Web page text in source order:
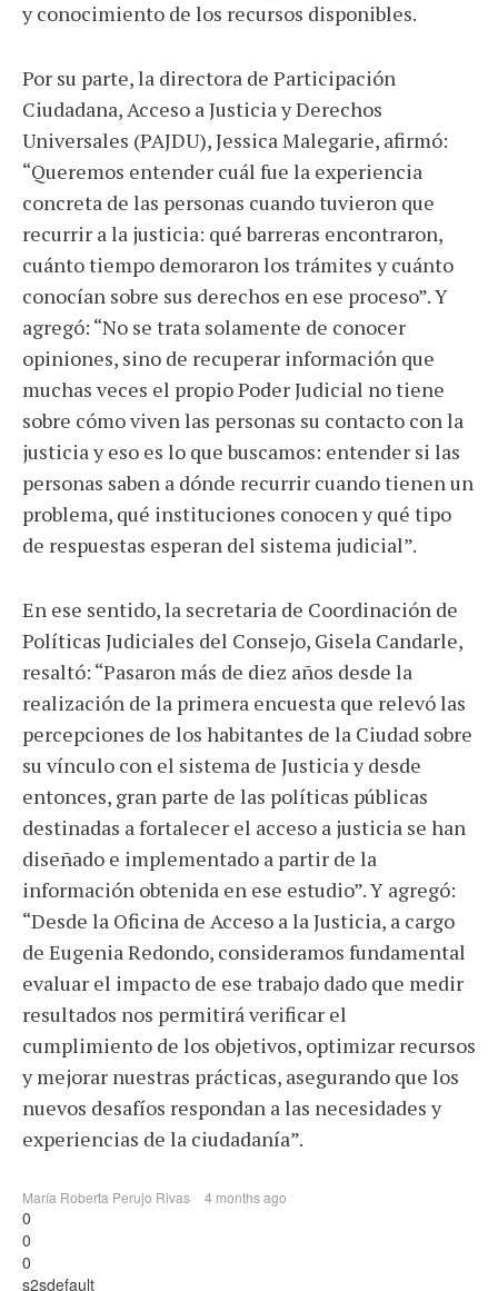
y conocimiento de los recursos disponibles.
Por su parte, la directora de Participación
Ciudadana, Acceso a Justicia y Derechos
Universales (PAJDU), Jessica Malegarie, afirmó:
“Queremos entender cuál fue la experiencia
concreta de las personas cuando tuvieron que
recurrir a la justicia: qué barreras encontraron,
cuánto tiempo demoraron los trámites y cuánto
conocían sobre sus derechos en ese proceso”. Y
agregó: “No se trata solamente de conocer
opiniones, sino de recuperar información que
muchas veces el propio Poder Judicial no tiene
sobre cómo viven las personas su contacto con la
justicia y eso es lo que buscamos: entender si las
personas saben a dónde recurrir cuando tienen un
problema, qué instituciones conocen y qué tipo
de respuestas esperan del sistema judicial”.
En ese sentido, la secretaria de Coordinación de
Políticas Judiciales del Consejo, Gisela Candarle,
resaltó: “Pasaron más de diez años desde la
realización de la primera encuesta que relevó las
percepciones de los habitantes de la Ciudad sobre
su vínculo con el sistema de Justicia y desde
entonces, gran parte de las políticas públicas
destinadas a fortalecer el acceso a justicia se han
diseñado e implementado a partir de la
información obtenida en ese estudio”. Y agregó:
“Desde la Oficina de Acceso a la Justicia, a cargo
de Eugenia Redondo, consideramos fundamental
evaluar el impacto de ese trabajo dado que medir
resultados nos permitirá verificar el
cumplimiento de los objetivos, optimizar recursos
y mejorar nuestras prácticas, asegurando que los
nuevos desafíos respondan a las necesidades y
experiencias de la ciudadanía”.
María Roberta Perujo Rivas 4 months ago
0
0
0
s2sdefault